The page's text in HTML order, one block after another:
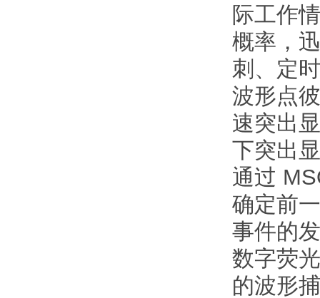
际工作
概率，
刺、定
波形点
速突出
下突出
通过
确定前
事件的
数字荧
的波形